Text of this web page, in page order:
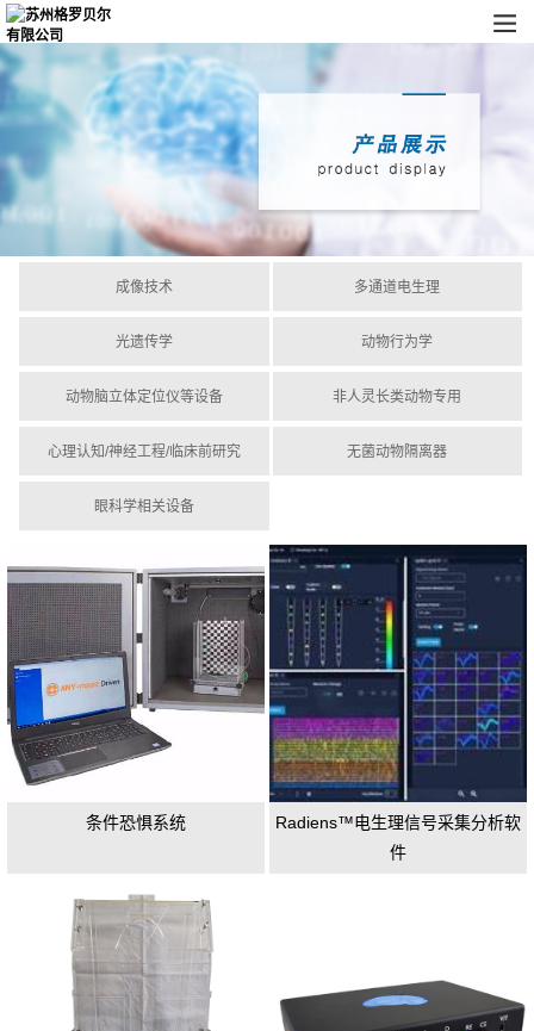
成像技术 多通道电生理
光遗传学 动物行为学
动物脑立体定位仪等设备 非人灵长类动物专用
心理认知/神经工程/临床前研究 无菌动物隔离器
眼科学相关设备
条件恐惧系统
Radiens™电生理信号采集分析软
件